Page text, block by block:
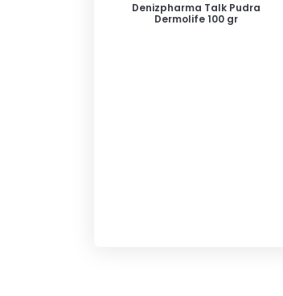
Denizpharma Talk Pudra
Dermolife 100 gr